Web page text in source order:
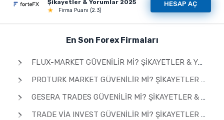
Şikayetler & Yorumlar 2025
Firma Puanı (2.3)
HESAP AÇ
En Son Forex Firmaları
FLUX-MARKET GÜVENILIR MI? ŞIKAYETLER & YORUMLAR 2026
PROTURK MARKET GÜVENILIR MI? ŞIKAYETLER & YORUMLAR 2026
GESERA TRADES GÜVENILIR MI? ŞIKAYETLER & YORUMLAR 2026
TRADE VIA INVEST GÜVENILIR MI? ŞIKAYETLER & YORUMLAR 2026